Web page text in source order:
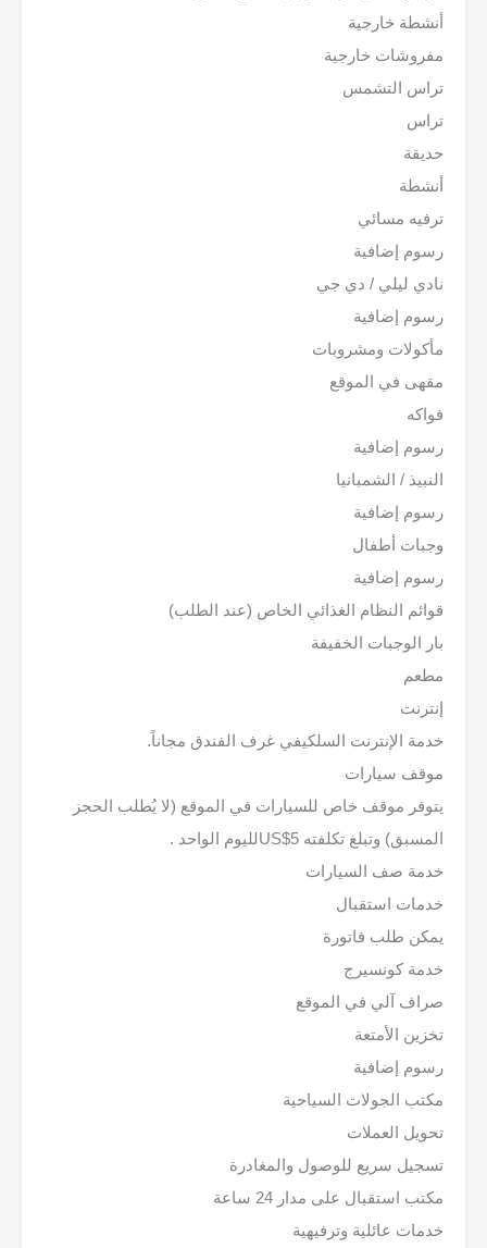
أنشطة خارجية
مفروشات خارجية
تراس التشمس
تراس
حديقة
أنشطة
ترفيه مسائي
رسوم إضافية
نادي ليلي / دي جي
رسوم إضافية
مأكولات ومشروبات
مقهى في الموقع
فواكه
رسوم إضافية
النبيذ / الشمبانيا
رسوم إضافية
وجبات أطفال
رسوم إضافية
قوائم النظام الغذائي الخاص (عند الطلب)
بار الوجبات الخفيفة
مطعم
إنترنت
خدمة الإنترنت السلكيفي غرف الفندق مجاناً.
موقف سيارات
يتوفر موقف خاص للسيارات في الموقع (لا يُطلب الحجز
المسبق) وتبلغ تكلفته 5‏US$‎لليوم الواحد .
خدمة صف السيارات
خدمات استقبال
يمكن طلب فاتورة
خدمة كونسيرج
صراف آلي في الموقع
تخزين الأمتعة
رسوم إضافية
مكتب الجولات السياحية
تحويل العملات
تسجيل سريع للوصول والمغادرة
مكتب استقبال على مدار 24 ساعة
خدمات عائلية وترفيهية